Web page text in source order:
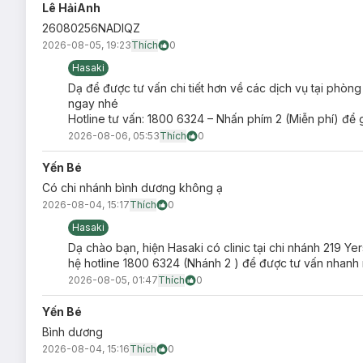
Công nghệ Diode Laser là gì?
Lê HảiAnh
26080256NADIQZ
2026-08-05, 19:23Thích
0
Hasaki
Dạ để được tư vấn chi tiết hơn về các dịch vụ tại
ngay nhé
Hotline tư vấn: 1800 6324 – Nhấn phím 2 (Miễn phí) để
2026-08-06, 05:53Thích 0
Yến Bé
Có chi nhánh bình dương không ạ
2026-08-04, 15:17Thích
0
Hasaki
Dạ chào bạn, hiện Hasaki có clinic tại chi nhánh 219
hệ hotline 1800 6324 (Nhánh 2 ) để được tư vấn nhanh
2026-08-05, 01:47Thích 0
Yến Bé
Bình dương
2026-08-04, 15:16Thích 0